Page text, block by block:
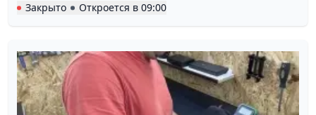
Закрыто
Откроется в 09:00